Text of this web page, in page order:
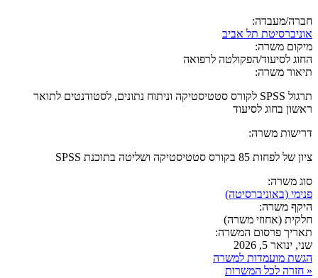
חברה/מעבדה:
אוניברסיטת תל אביב
מיקום משרה:
החוג לסיעוד/הפקולטה לרפואה
תיאור משרה:
תרגול SPSS לקורס סטטיסטיקה וניתוח נתונים, לסטודנטים לתואר
ראשון בחוג לסיעוד
דרישות משרה:
ציון של לפחות 85 בקורס סטטיסטיקה ושליטה בתוכנת SPSS
סוג משרה:
פנימי (באוניברסיטה)
היקף משרה:
חלקית (אחוזי משרה)
תאריך פרסום המשרה:
שני, ינואר 5, 2026
הגשת מועמדות למשרה
« חזרה לכל המשרות